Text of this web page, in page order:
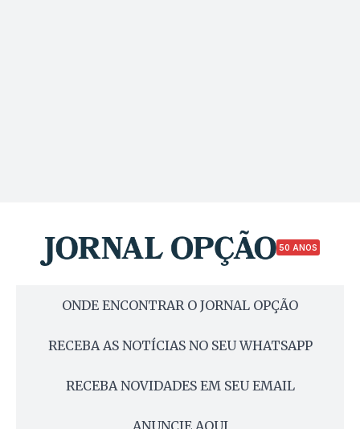
50 ANOS
ONDE ENCONTRAR O JORNAL OPÇÃO
RECEBA AS NOTÍCIAS NO SEU WHATSAPP
RECEBA NOVIDADES EM SEU EMAIL